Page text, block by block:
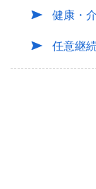
健康・
任意継